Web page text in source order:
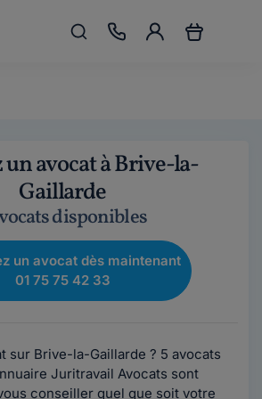
avocat à Brive-la-
Gaillarde
disponibles
un avocat dès maintenant
01 75 75 42 33
sur Brive-la-Gaillarde ? 5 avocats
Juritravail Avocats sont
conseiller quel que soit votre